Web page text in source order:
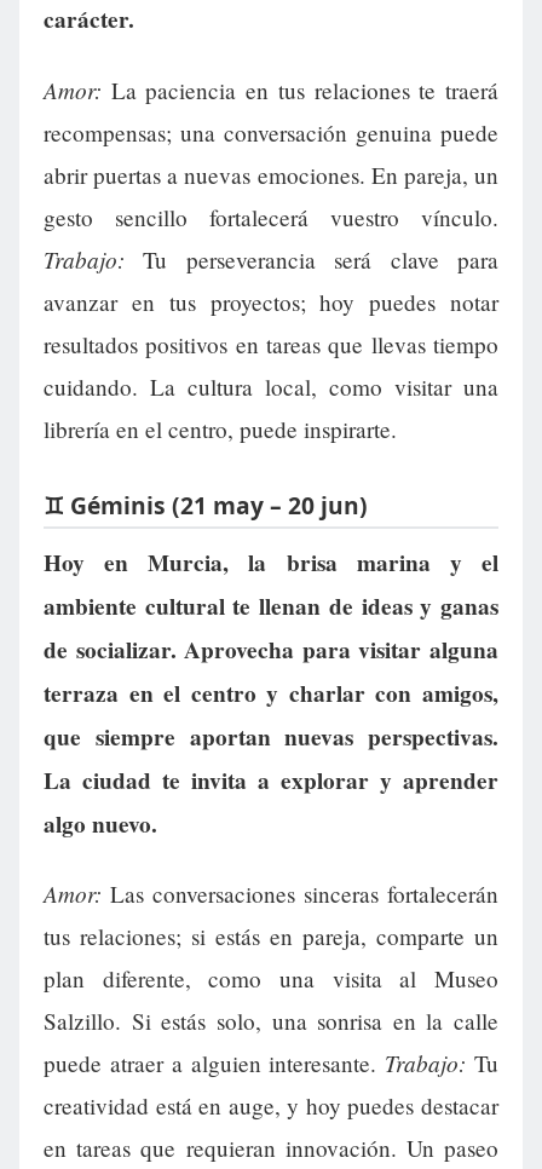
carácter.
Amor: La paciencia en tus relaciones te traerá
recompensas; una conversación genuina puede
abrir puertas a nuevas emociones. En pareja, un
gesto sencillo fortalecerá vuestro vínculo.
Trabajo: Tu perseverancia será clave para
avanzar en tus proyectos; hoy puedes notar
resultados positivos en tareas que llevas tiempo
cuidando. La cultura local, como visitar una
librería en el centro, puede inspirarte.
♊ Géminis (21 may – 20 jun)
Hoy en Murcia, la brisa marina y el
ambiente cultural te llenan de ideas y ganas
de socializar. Aprovecha para visitar alguna
terraza en el centro y charlar con amigos,
que siempre aportan nuevas perspectivas.
La ciudad te invita a explorar y aprender
algo nuevo.
Amor: Las conversaciones sinceras fortalecerán
tus relaciones; si estás en pareja, comparte un
plan diferente, como una visita al Museo
Salzillo. Si estás solo, una sonrisa en la calle
puede atraer a alguien interesante. Trabajo: Tu
creatividad está en auge, y hoy puedes destacar
en tareas que requieran innovación. Un paseo